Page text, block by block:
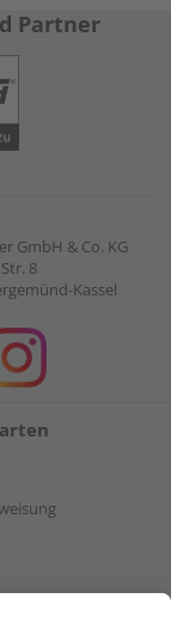
Partner
GmbH & Co. KG
8
Kassel